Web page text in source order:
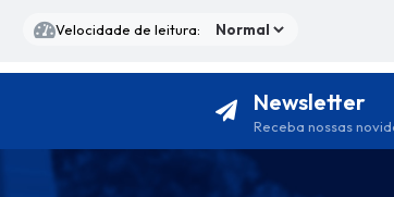
Velocidade de leitura:
Newsletter
Receba nossas